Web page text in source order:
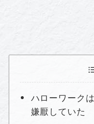
ハローワーク
嫌厭していた